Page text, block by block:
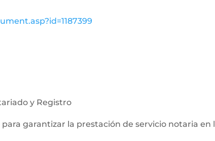
y Registro
garantizar la prestación de servicio notaria